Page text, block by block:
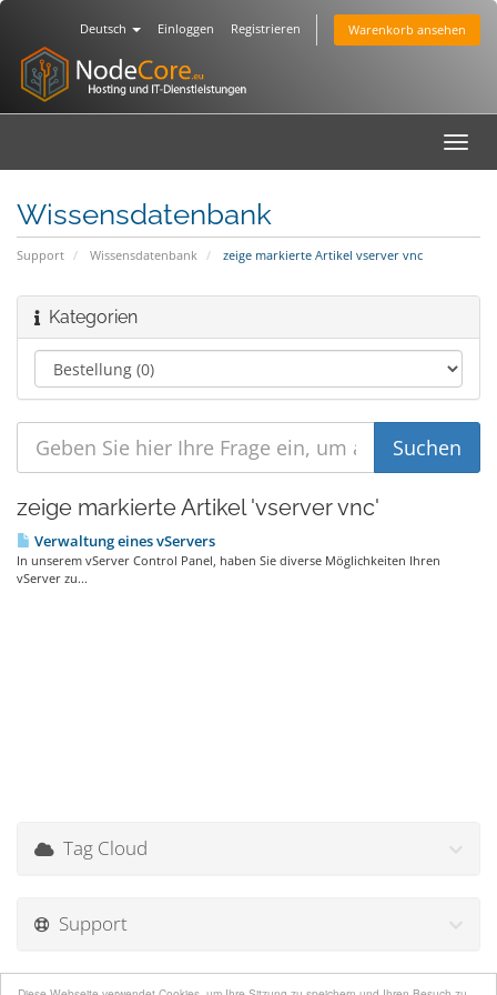
Deutsch Einloggen Registrieren Warenkorb ansehen
Wissensdatenbank
Support Wissensdatenbank zeige markierte Artikel vserver vnc
Kategorien
zeige markierte Artikel 'vserver vnc'
Verwaltung eines vServers
In unserem vServer Control Panel, haben Sie diverse Möglichkeiten Ihren
vServer zu...
Tag Cloud
Support